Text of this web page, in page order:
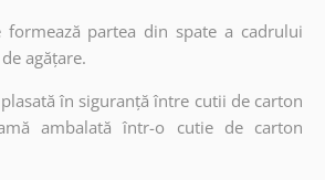
formează partea din spate a cadrului
agățare.
în siguranță între cutii de carton
ambalată într-o cutie de carton